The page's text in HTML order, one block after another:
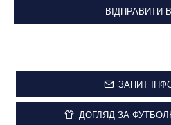
ВІДПРАВИТИ
ЗАПИТ
ДОГЛЯД ЗА